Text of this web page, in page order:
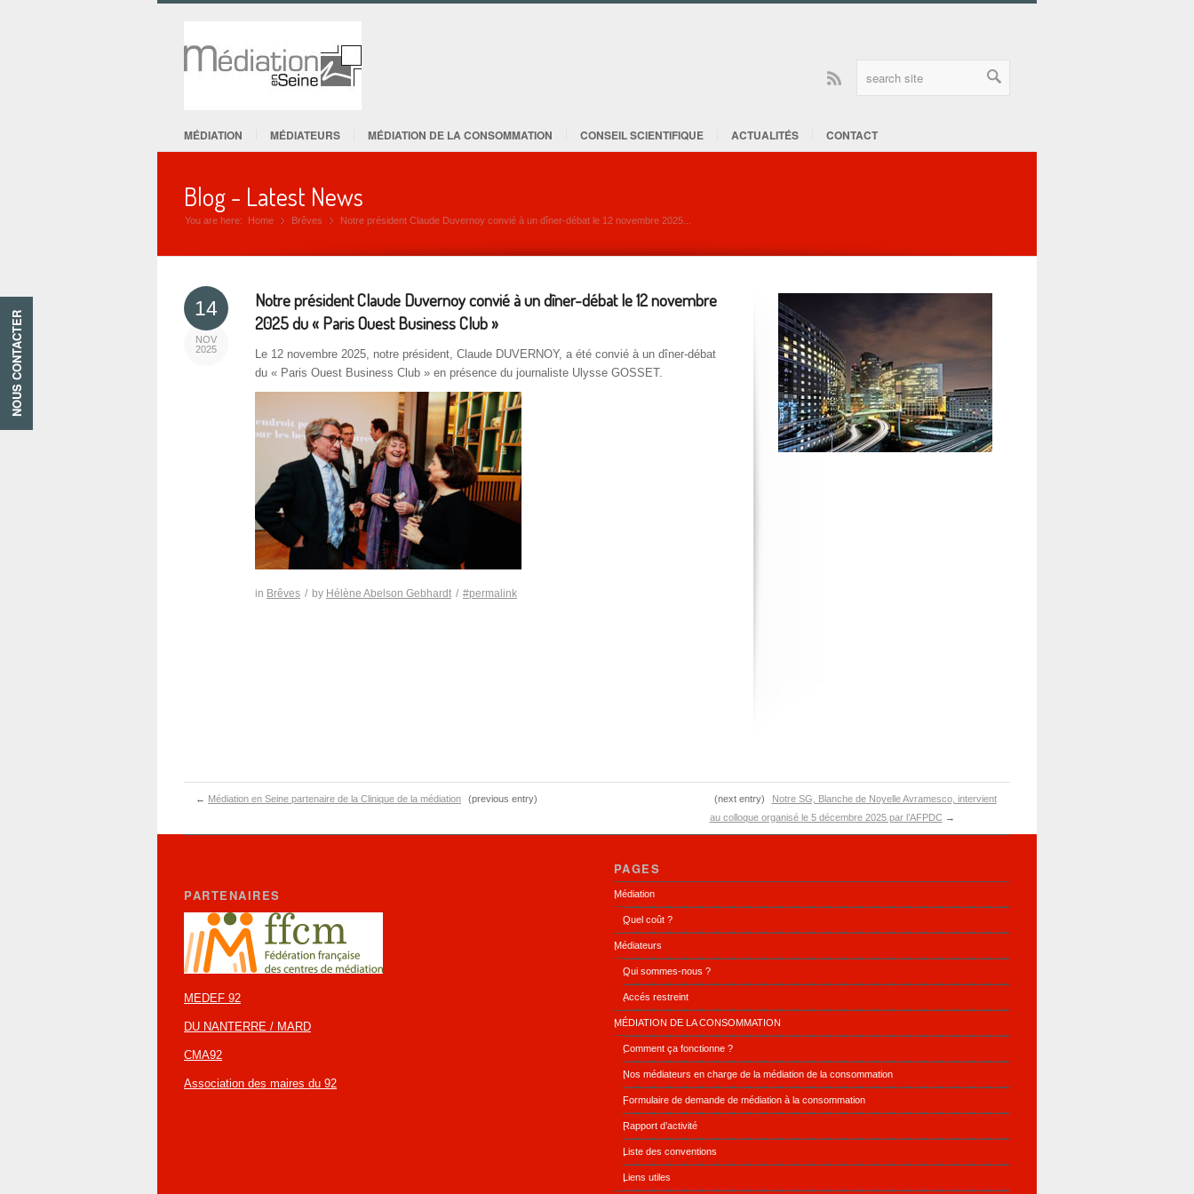
NOUS CONTACTER
MÉDIATION MÉDIATEURS MÉDIATION DE LA CONSOMMATION CONSEIL SCIENTIFIQUE ACTUALITÉS CONTACT
Rss
Blog - Latest News
You are here: Home »
Brêves »
Notre président Claude Duvernoy convié à un dîner-débat le 12 novembre 2025...
14
NOV
2025
Notre président Claude Duvernoy convié à un dîner-débat le 12 novembre
2025 du « Paris Ouest Business Club »
Le 12 novembre 2025, notre président, Claude DUVERNOY, a été convié à un dîner-débat
du « Paris Ouest Business Club » en présence du journaliste Ulysse GOSSET.
in Brêves / by Hélène Abelson Gebhardt / #permalink
← Médiation en Seine partenaire de la Clinique de la médiation (previous entry) (next entry)
Notre SG, Blanche de Noyelle Avramesco, intervient
au colloque organisé le 5 décembre 2025 par l’AFPDC→
PARTENAIRES
MEDEF 92
DU NANTERRE / MARD
CMA92
Association des maires du 92
PAGES
Médiation
Quel coût ?
Médiateurs
Qui sommes-nous ?
Accés restreint
MÉDIATION DE LA CONSOMMATION
Comment ça fonctionne ?
Nos médiateurs en charge de la médiation de la consommation
Formulaire de demande de médiation à la consommation
Rapport d’activité
Liste des conventions
Liens utiles